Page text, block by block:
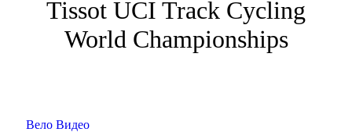
Tissot UCI Track Cycling
World Championships
Вело Видео